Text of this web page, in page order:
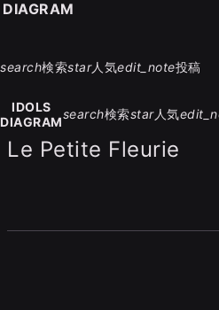
search検索star人気edit_note投稿
IDOLS
DIAGRAM
search検索star人気
Le Petite Fleurie